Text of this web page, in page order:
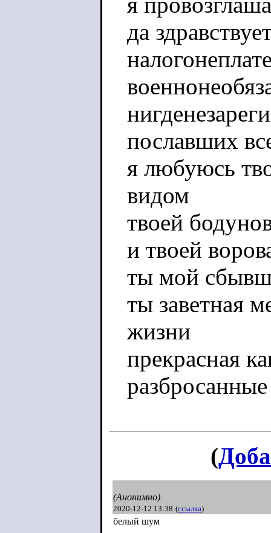
да
пославших
я любуюсь
видом
твоей
и твоей
ты мой
ты заветная
жизни
прекрасная
(
(Анонимно)
2020-12-12 13:38 (ссылка)
белый шум